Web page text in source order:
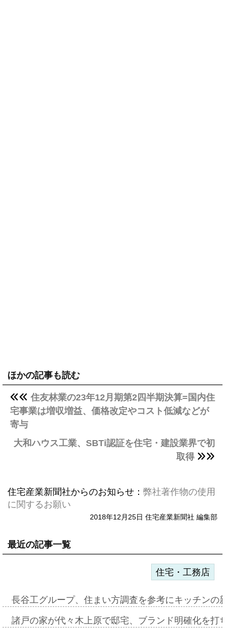
ほかの記事も読む
住友林業の23年12月期第2四半期決算=国内住
宅事業は増収増益、価格改定やコスト低減などが
寄与
大和ハウス工業、SBTi認証を住宅・建設業界で初
取得
住宅産業新聞社からのお知らせ： 弊社著作物の使用
に関するお願い
2018年12月25日 住宅産業新聞社 編集部
最近の記事一覧
住宅・工務店
長谷工グループ、住まい方調査を参考にキッチン
諸戸の家が代々木上原で邸宅、ブランド明確化を